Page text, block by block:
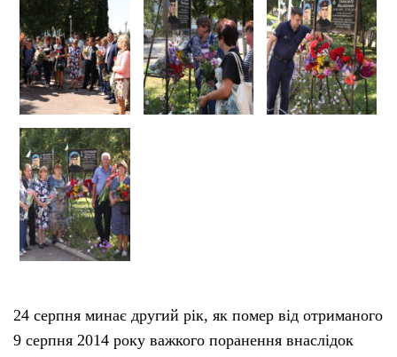
24 серпня минає другий рік, як помер від отриманого
9 серпня 2014 року важкого поранення внаслідок